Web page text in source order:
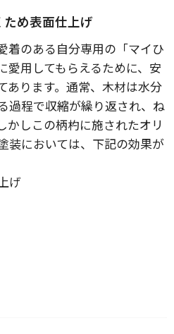
め表面仕上げ
着のある自分専用の「マイひ
愛用してもらえるために、安
あります。通常、木材は水分
過程で収縮が繰り返され、ね
かしこの柄杓に施されたオリ
装においては、下記の効果が
げ